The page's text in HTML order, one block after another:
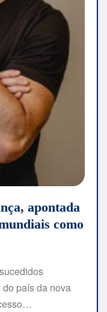
apontada
como
país da nova